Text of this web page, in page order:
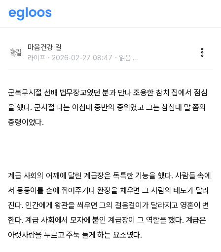
마음건강 길
라이프 2026-02-27 08:47 읽음 ...
군복무시절 선배 법무장교였던 분과 만나 조용한 참치 집에서 점심
을 했다. 군시절 나는 이십대 중반의 중위였고 그는 삼십대 말 쯤의
중령이었다.
계급 사회의 어깨에 달린 계급장은 독특한 기능을 했다. 사람들 속에
서 몽둥이를 손에 쥐어주거나 완장을 채우면 그 사람의 태도가 달라
진다. 인간에게 왕관을 씌우면 그의 걸음걸이가 달라지고 영혼이 변
한다. 계급 사회에서 모자에 붙인 계급장이 그 역할을 했다. 계급은
아랫사람을 누르고 주눅 들게 하는 요소였다.